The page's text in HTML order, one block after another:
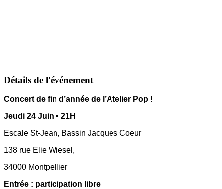
Détails de l'événement
Concert de fin d’année de l’Atelier Pop !
Jeudi 24 Juin • 21H
Escale St-Jean, Bassin Jacques Coeur
138 rue Elie Wiesel,
34000 Montpellier
Entrée : participation libre